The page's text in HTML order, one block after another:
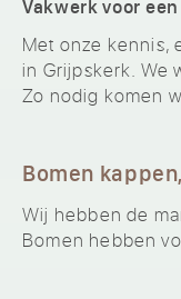
Vakwerk voor
Met onze kennis,
in Grijpskerk. We
Zo nodig komen
Bomen
Wij hebben de
Bomen hebben